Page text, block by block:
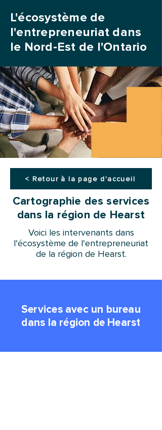
L'écosystème de
l'entrepreneuriat dans
le Nord-Est de l'Ontario
< Retour à la page d'accueil
Cartographie des services
dans la région de Hearst
Voici les intervenants dans
l'écosystème de l'entrepreneuriat
de la région de Hearst.
Services avec un bureau
dans la région de Hearst